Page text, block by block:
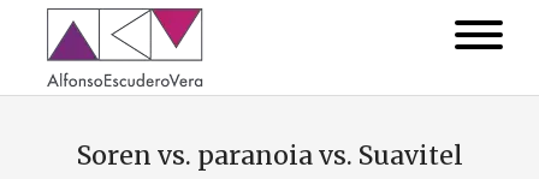
Soren vs. paranoia vs. Suavitel